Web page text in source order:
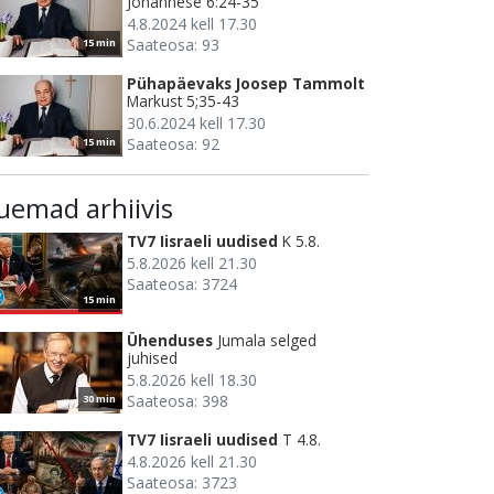
15 min
4.8.2024 kell 17.30
Saateosa: 93
15 min
Pühapäevaks Joosep Tammolt
Markust 5;35-43
30.6.2024 kell 17.30
Saateosa: 92
arhiivis
15 min
TV7 Iisraeli uudised K 5.8.
5.8.2026 kell 21.30
Saateosa: 3724
30 min
Ühenduses Jumala selged
juhised
5.8.2026 kell 18.30
Saateosa: 398
TV7 Iisraeli uudised T 4.8.
4.8.2026 kell 21.30
Saateosa: 3723